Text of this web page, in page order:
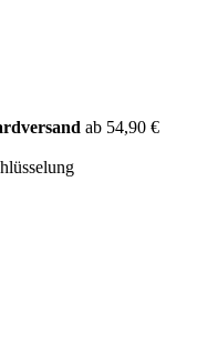
ab 54,90 €